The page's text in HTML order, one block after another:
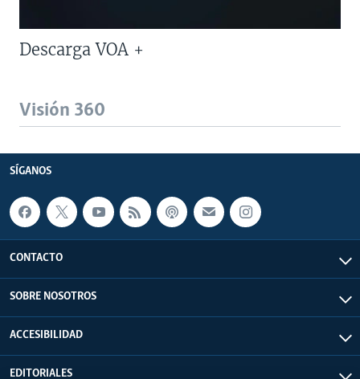
Descarga VOA +
Visión 360
SÍGANOS
CONTACTO
SOBRE NOSOTROS
ACCESIBILIDAD
EDITORIALES